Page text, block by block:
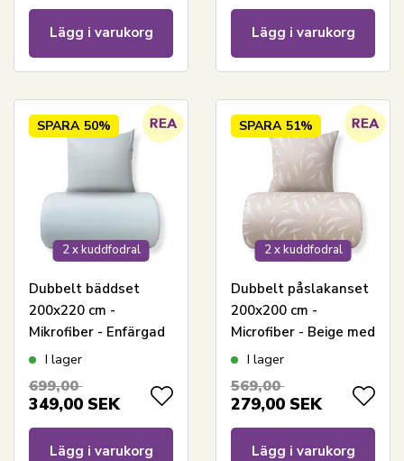
Lägg i varukorg Lägg i varukorg
2 x kuddfodral
SPARA 50%
Dubbelt bäddset
200x220 cm -
Mikrofiber - Enfärgad
pastellgrön
I lager
699,00
349,00 SEK
Lägg i varukorg
2 x kuddfodral
SPARA 51%
Dubbelt påslakanset
200x200 cm -
Microfiber - Beige med
bladtryck
I lager
569,00
279,00 SEK
Lägg i varukorg